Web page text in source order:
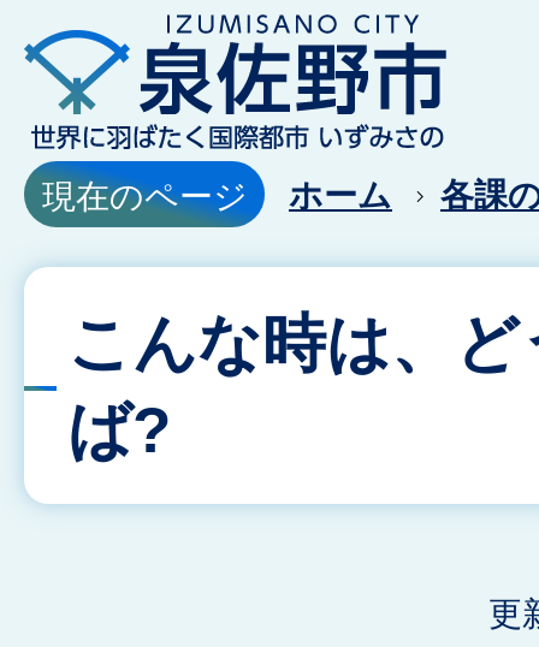
現在のページ ホーム 各課
こんな時は、
ば?
更